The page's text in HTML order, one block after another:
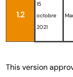
1.2
15
octobre
2021
This version